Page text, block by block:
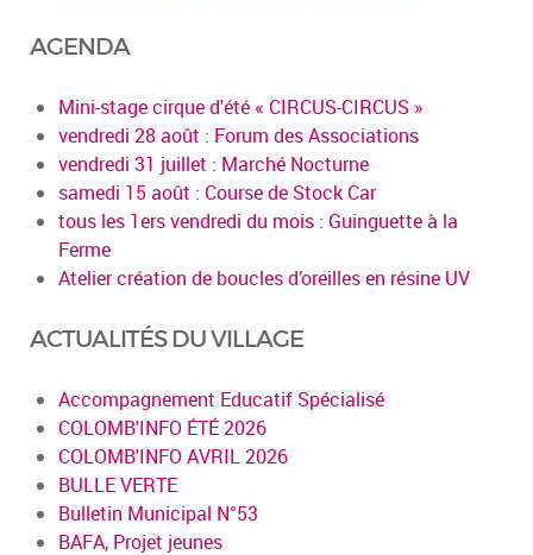
AGENDA
Mini-stage cirque d'été « CIRCUS-CIRCUS »
vendredi 28 août : Forum des Associations
vendredi 31 juillet : Marché Nocturne
samedi 15 août : Course de Stock Car
tous les 1ers vendredi du mois : Guinguette à la
Ferme
Atelier création de boucles d’oreilles en résine UV
ACTUALITÉS DU VILLAGE
Accompagnement Educatif Spécialisé
COLOMB'INFO ÉTÉ 2026
COLOMB'INFO AVRIL 2026
BULLE VERTE
Bulletin Municipal N°53
BAFA, Projet jeunes